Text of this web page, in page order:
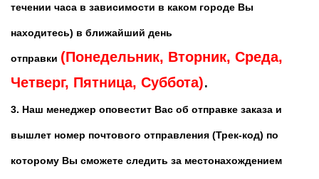
течении часа в зависимости в каком городе Вы
находитесь) в ближайший день
отправки (Понедельник, Вторник, Среда,
Четверг, Пятница, Суббота).
3. Наш менеджер оповестит Вас об отправке заказа и
вышлет номер почтового отправления (Трек-код) по
которому Вы сможете следить за местонахождением